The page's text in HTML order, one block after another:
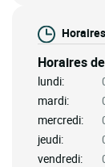
Horaires
Horaires
lundi:
mardi:
mercredi:
jeudi:
vendredi: